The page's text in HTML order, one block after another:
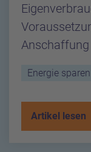
Anschaffung
Energie sparen
Artikel lesen